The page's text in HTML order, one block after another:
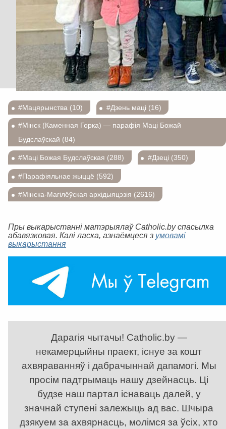
#Мацярынства (10) #Дзень маці (16)
#Мінск (Каменная Горка) — парафія Маці Божай
Будслаўскай (84)
#Маці Божая Будслаўская (288) #Дзеці (350)
#Парафіяльнае жыццё (592)
#Мінска-Магілёўская архідыяцэзія (2616)
Пры выкарыстанні матэрыялаў Catholic.by спасылка
абавязковая. Калі ласка, азнаёмцеся з умовамі
выкарыстання
Дарагія чытачы! Catholic.by —
некамерцыйны праект, існуе за кошт
ахвяраванняў і дабрачыннай дапамогі. Мы
просім падтрымаць нашу дзейнасць. Ці
будзе наш партал існаваць далей, у
значнай ступені залежыць ад вас. Шчыра
дзякуем за ахвярнасць, молімся за ўсіх, хто